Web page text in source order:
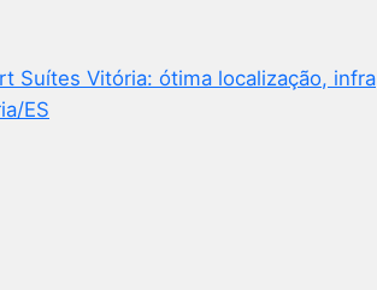
Suítes Vitória: ótima localização, infra
ES